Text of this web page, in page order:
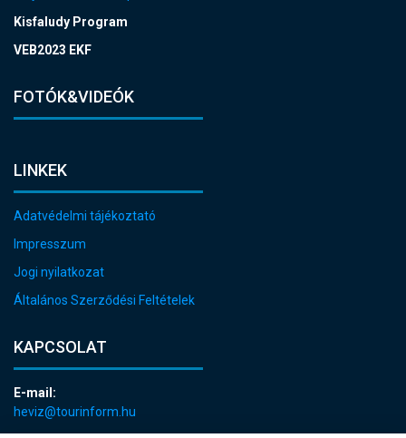
Kisfaludy Program
VEB2023 EKF
FOTÓK&VIDEÓK
LINKEK
Adatvédelmi tájékoztató
Impresszum
Jogi nyilatkozat
Általános Szerződési Feltételek
KAPCSOLAT
E-mail:
heviz@tourinform.hu